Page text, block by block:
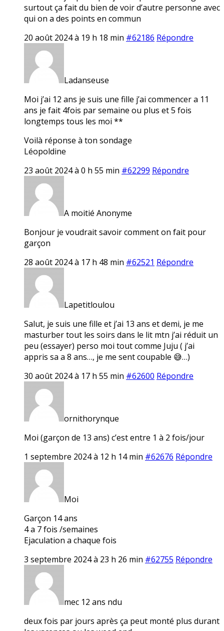
surtout ça fait du bien de voir d’autre personne avec
qui on a des points en commun
20 août 2024 à 19 h 18 min #62186 Répondre
Ladanseuse
Moi j’ai 12 ans je suis une fille j’ai commencer a 11
ans je fait 4fois par semaine ou plus et 5 fois
longtemps tous les moi **
Voilà réponse à ton sondage
Léopoldine
23 août 2024 à 0 h 55 min #62299 Répondre
A moitié Anonyme
Bonjour je voudrait savoir comment on fait pour
garçon
28 août 2024 à 17 h 48 min #62521 Répondre
Lapetitloulou
Salut, je suis une fille et j’ai 13 ans et demi, je me
masturber tout les soirs dans le lit mtn j’ai réduit un
peu (essayer) perso moi tout comme Juju ( j’ai
appris sa a 8 ans…, je me sent coupable 😅…)
30 août 2024 à 17 h 55 min #62600 Répondre
ornithorynque
Moi (garçon de 13 ans) c’est entre 1 à 2 fois/jour
1 septembre 2024 à 12 h 14 min #62676 Répondre
Moi
Garçon 14 ans
4 a 7 fois /semaines
Ejaculation a chaque fois
3 septembre 2024 à 23 h 26 min #62755 Répondre
mec 12 ans ndu
deux fois par jours après ça peut monté plus durant